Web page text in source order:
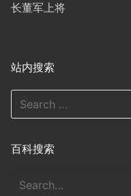
长董军上将
站内搜索
Search
for:
百科搜索
搜